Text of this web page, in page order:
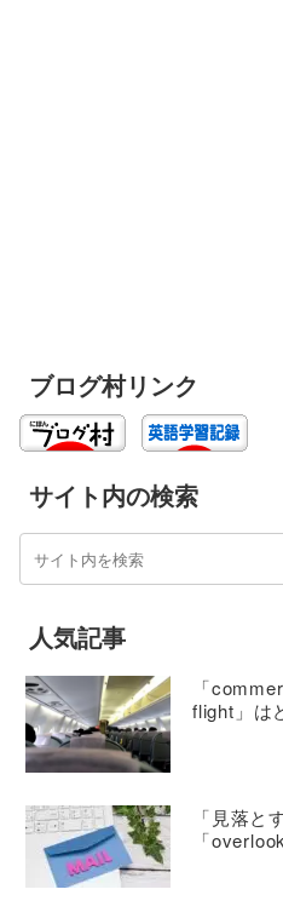
ブログ村リンク
サイト内の検索
人気記事
「
flight」は
「見落と
「